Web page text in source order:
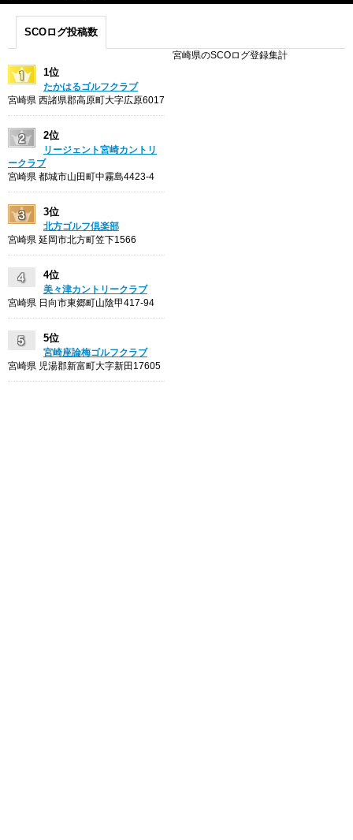
SCOログ投稿数
宮崎県のSCOログ登録集計
1位
たかはるゴルフクラブ
宮崎県 西諸県郡高原町大字広原6017
2位
リージェント宮崎カントリ
ークラブ
宮崎県 都城市山田町中霧島4423-4
3位
北方ゴルフ倶楽部
宮崎県 延岡市北方町笠下1566
4位
美々津カントリークラブ
宮崎県 日向市東郷町山陰甲417-94
5位
宮崎座論梅ゴルフクラブ
宮崎県 児湯郡新富町大字新田17605